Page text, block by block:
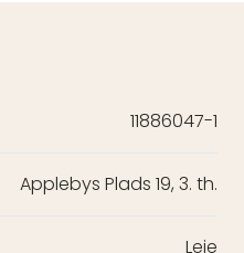
11886047-1
Applebys Plads 19, 3. th.
Leje